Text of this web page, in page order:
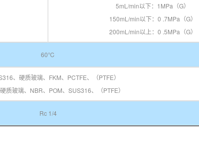
5mL/min以下：1MPa（G）
150mL/min以下：0 .7MPa（G）
200mL/min以上：0 .5MPa（G）
60℃
、硬质玻璃、FKM、PCTFE、（PTFE）
质玻璃、NBR、POM、SUS316、（PTFE）
Rc 1/4